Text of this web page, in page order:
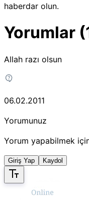
haberdar olun.
Yorumlar
Allah razı olsun
06.02.2011
Yorumunuz
Yorum yapabilmek
Giriş Yap Kaydol